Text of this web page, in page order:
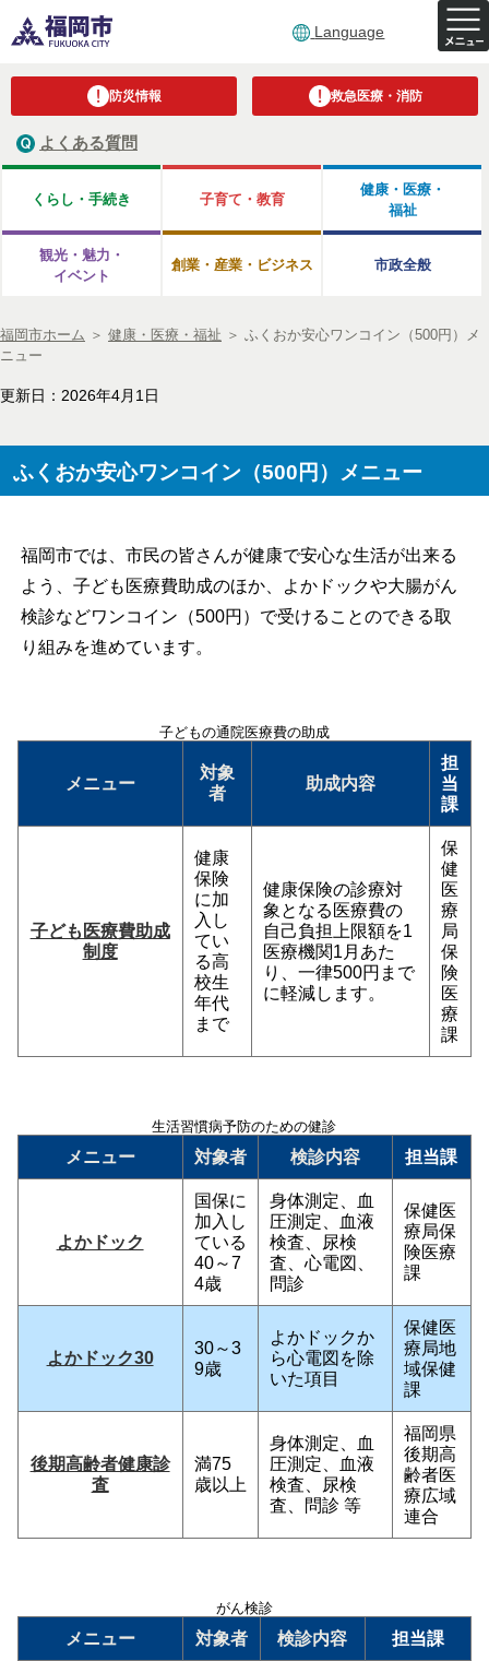
Language
防災情報 救急医療・消防
よくある質問
くらし・手続き 子育て・教育
健康・医療・
福祉
観光・魅力・
イベント
創業・産業・ビジネス 市政全般
福岡市ホーム ＞ 健康・医療・福祉 ＞ ふくおか安心ワンコイン（500円）メ
ニュー
更新日：2026年4月1日
ふくおか安心ワンコイン（500円）メニュー
福岡市では、市民の皆さんが健康で安心な生活が出来る
よう、子ども医療費助成のほか、よかドックや大腸がん
検診などワンコイン（500円）で受けることのできる取
り組みを進めています。
子どもの通院医療費の助成
メニュー
対象
者
助成内容
担
当
課
子ども医療費助成
制度
健康
保険
に加
入し
てい
る高
校生
年代
まで
健康保険の診療対
象となる医療費の
自己負担上限額を1
医療機関1月あた
り、一律500円まで
に軽減します。
保
健
医
療
局
保
険
医
療
課
生活習慣病予防のための健診
メニュー 対象者 検診内容 担当課
よかドック
国保に
加入し
ている
40～7
4歳
身体測定、血
圧測定、血液
検査、尿検
査、心電図、
問診
保健医
療局保
険医療
課
よかドック30
30～3
9歳
よかドックか
ら心電図を除
いた項目
保健医
療局地
域保健
課
後期高齢者健康診
査
満75
歳以上
身体測定、血
圧測定、血液
検査、尿検
査、問診 等
福岡県
後期高
齢者医
療広域
連合
がん検診
メニュー 対象者 検診内容 担当課